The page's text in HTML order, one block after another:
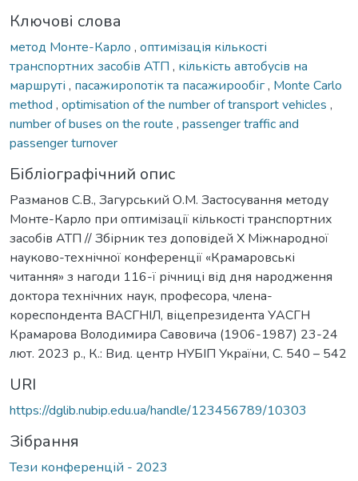
Ключові слова
метод Монте-Карло , оптимізація кількості
транспортних засобів АТП , кількість автобусів на
маршруті , пасажиропотік та пасажирообіг, Monte Carlo
method , optimisation of the number of transport vehicles ,
number of buses on the route , passenger traffic and
passenger turnover
Бібліографічний опис
Разманов С.В., Загурський О.М. Застосування методу
Монте-Карло при оптимізації кількості транспортних
засобів АТП // Збірник тез доповідей Х Міжнародної
науково-технічної конференції «Крамаровські
читання» з нагоди 116-ї річниці від дня народження
доктора технічних наук, професора, члена-
кореспондента ВАСГНІЛ, віцепрезидента УАСГН
Крамарова Володимира Савовича (1906-1987) 23-24
лют. 2023 р., К.: Вид. центр НУБІП України, С. 540 – 542
URI
https://dglib.nubip.edu.ua/handle/123456789/10303
Зібрання
Тези конференцій - 2023